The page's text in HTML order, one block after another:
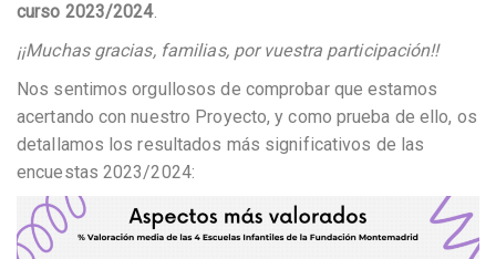
curso 2023/2024.
¡¡Muchas gracias, familias, por vuestra participación!!
Nos sentimos orgullosos de comprobar que estamos
acertando con nuestro Proyecto, y como prueba de ello, os
detallamos los resultados más significativos de las
encuestas 2023/2024: